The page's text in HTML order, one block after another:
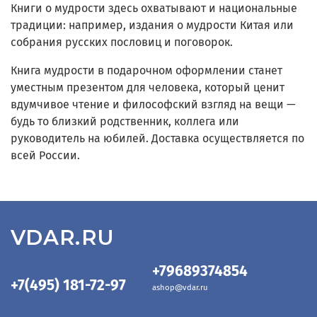
Книги о мудрости здесь охватывают и национальные
традиции: например, издания о мудрости Китая или
собрания русских пословиц и поговорок.
Книга мудрости в подарочном оформлении станет
уместным презентом для человека, который ценит
вдумчивое чтение и философский взгляд на вещи —
будь то близкий родственник, коллега или
руководитель на юбилей. Доставка осуществляется по
всей России.
+7(495) 181-72-97
+79689374854
ashop@vdar.ru
VDAR.RU